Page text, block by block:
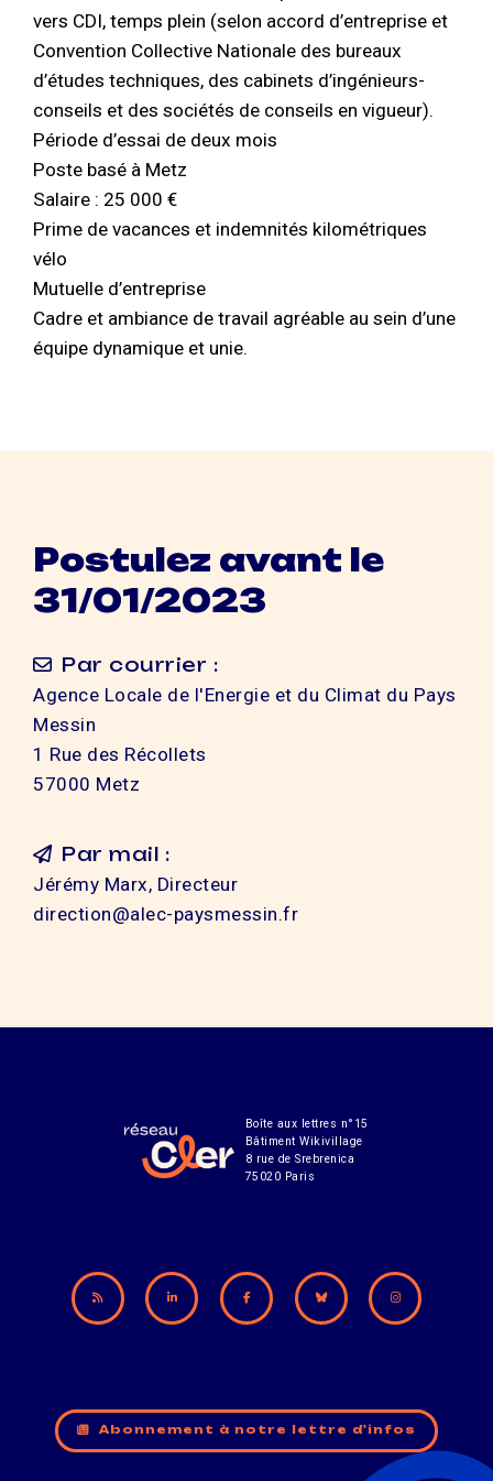
vers CDI, temps plein (selon accord d’entreprise et
Convention Collective Nationale des bureaux
d’études techniques, des cabinets d’ingénieurs-
conseils et des sociétés de conseils en vigueur).
Période d’essai de deux mois
Poste basé à Metz
Salaire : 25 000 €
Prime de vacances et indemnités kilométriques
vélo
Mutuelle d’entreprise
Cadre et ambiance de travail agréable au sein d’une
équipe dynamique et unie.
Postulez avant le
31/01/2023
Par courrier :
Agence Locale de l'Energie et du Climat du Pays
Messin
1 Rue des Récollets
57000 Metz
Par mail :
Jérémy Marx, Directeur
direction@alec-paysmessin.fr
Boîte aux lettres n°15
Bâtiment Wikivillage
8 rue de Srebrenica
75020 Paris
Abonnement à notre lettre d'infos